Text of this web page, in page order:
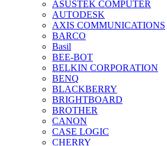
ASUSTEK COMPUTER
AUTODESK
AXIS COMMUNICATIONS
BARCO
Basil
BEE-BOT
BELKIN CORPORATION
BENQ
BLACKBERRY
BRIGHTBOARD
BROTHER
CANON
CASE LOGIC
CHERRY